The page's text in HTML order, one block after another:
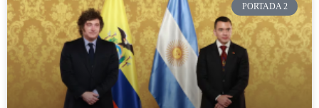
PORTADA 2